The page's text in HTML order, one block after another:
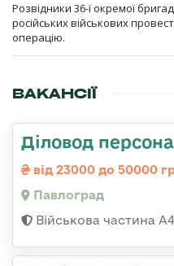
Розвідники 36-ї окремої
російських військових
операцію.
ВАКАНСІЇ
Діловод
від 23000 до 50000
Павлоград
Військова частина